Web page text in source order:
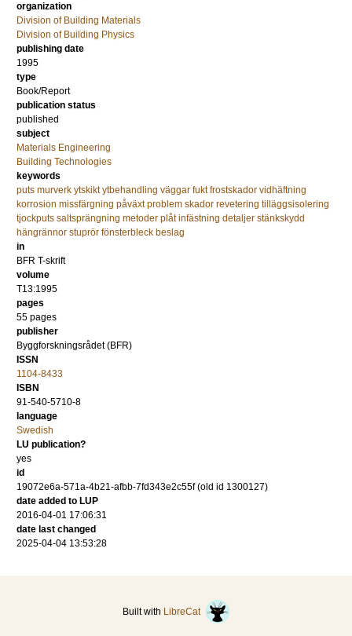
organization
Division of Building Materials
Division of Building Physics
publishing date
1995
type
Book/Report
publication status
published
subject
Materials Engineering
Building Technologies
keywords
puts murverk ytskikt ytbehandling väggar fukt frostskador vidhäftning
korrosion missfärgning påväxt problem skador revetering tilläggsisolering
tjockputs saltsprängning metoder plåt infästning detaljer stänkskydd
hängrännor stuprör fönsterbleck beslag
in
BFR T-skrift
volume
T13:1995
pages
55 pages
publisher
Byggforskningsrådet (BFR)
ISSN
1104-8433
ISBN
91-540-5710-8
language
Swedish
LU publication?
yes
id
19072e6a-571a-4b21-afbb-7fd343e2c55f (old id 1300127)
date added to LUP
2016-04-01 17:06:31
date last changed
2025-04-04 13:53:28
Built with LibreCat